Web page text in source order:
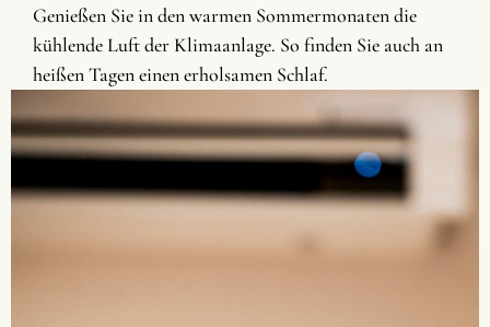
Genießen Sie in den warmen Sommermonaten die
kühlende Luft der Klimaanlage. So finden Sie auch an
heißen Tagen einen erholsamen Schlaf.